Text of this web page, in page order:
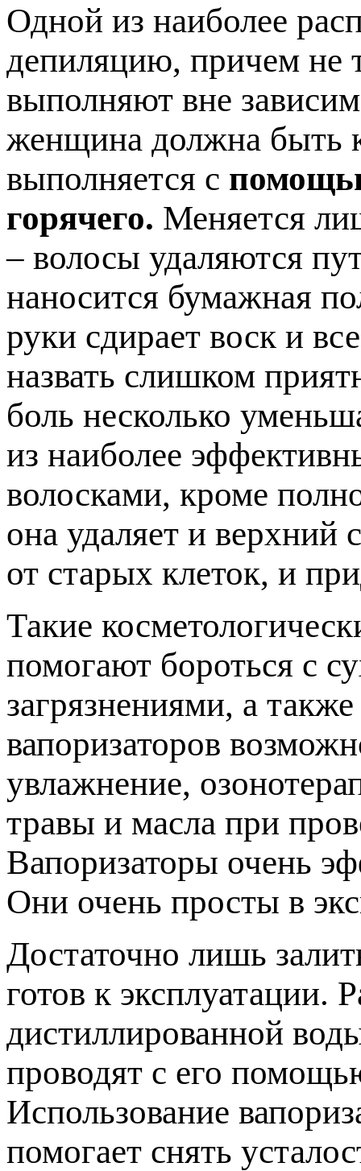
Одной из наиболее
депиляцию, причем не
выполняют вне
женщина должна быть
выполняется с
горячего. Меняется
– волосы удаляются
наносится бумажная
руки сдирает воск и
назвать слишком
боль несколько
из наиболее
волосками, кроме
она удаляет и верхний
от старых клеток, и
Такие
помогают бороться с
загрязнениями, а
вапоризаторов
увлажнение,
травы и масла при
Вапоризаторы очень
Они очень просты в
Достаточно лишь
готов к эксплуатации.
дистиллированной
проводят с его
Использование
помогает снять